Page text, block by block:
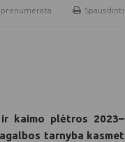
Spausdinti
kaimo plėtros 2023–
tarnyba kasmet